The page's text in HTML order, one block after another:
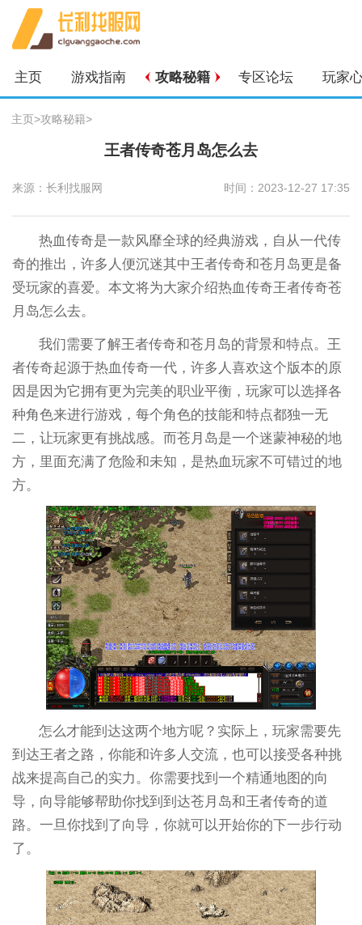
主页 游戏指南 攻略秘籍 专区论坛 玩家
主页>攻略秘籍>
王者传奇苍月岛怎么去
来源：长利找服网 时间：2023-12-27 17:35
热血传奇是一款风靡全球的经典游戏，自从一代传
奇的推出，许多人便沉迷其中王者传奇和苍月岛更是备
受玩家的喜爱。本文将为大家介绍热血传奇王者传奇苍
月岛怎么去。
我们需要了解王者传奇和苍月岛的背景和特点。王
者传奇起源于热血传奇一代，许多人喜欢这个版本的原
因是因为它拥有更为完美的职业平衡，玩家可以选择各
种角色来进行游戏，每个角色的技能和特点都独一无
二，让玩家更有挑战感。而苍月岛是一个迷蒙神秘的地
方，里面充满了危险和未知，是热血玩家不可错过的地
方。
怎么才能到达这两个地方呢？实际上，玩家需要先
到达王者之路，你能和许多人交流，也可以接受各种挑
战来提高自己的实力。你需要找到一个精通地图的向
导，向导能够帮助你找到到达苍月岛和王者传奇的道
路。一旦你找到了向导，你就可以开始你的下一步行动
了。